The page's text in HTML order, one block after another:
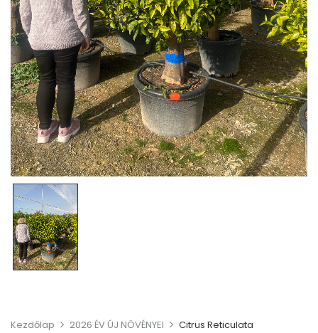
Kezdőlap 2026 ÉV ÚJ NÖVÉNYEI Citrus Reticulata